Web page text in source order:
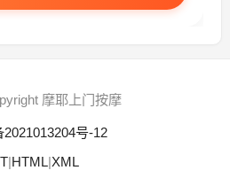
摩耶上门按摩
2021013204号-12
|HTML|XML